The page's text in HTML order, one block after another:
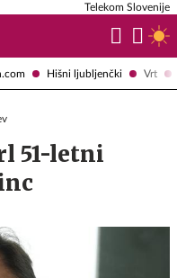
Hišni ljubljenčki Vrt
Telekom Slovenije
51-letni